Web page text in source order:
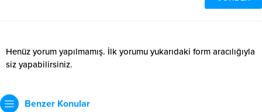
Henüz yorum yapılmamış. İlk yorumu yukarıdaki form aracılığıyla
siz yapabilirsiniz.
Benzer Konular